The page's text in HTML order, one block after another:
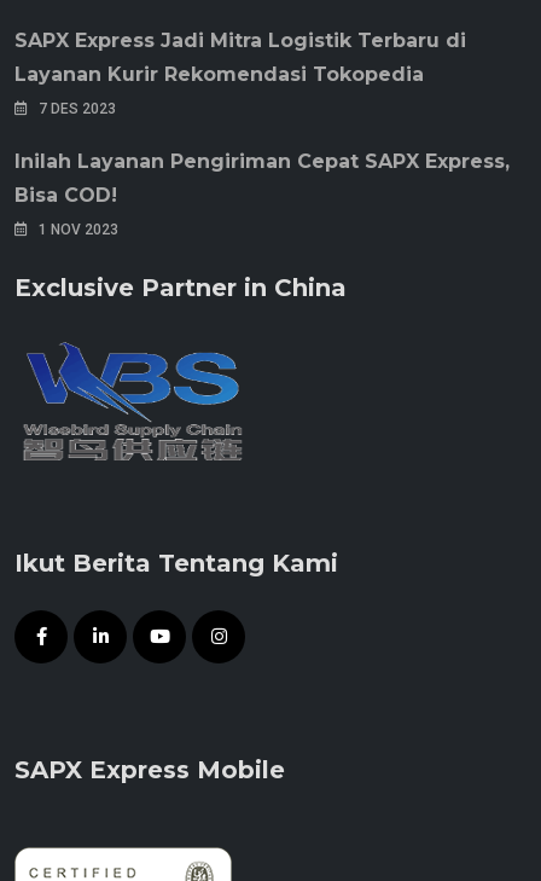
SAPX Express Jadi Mitra Logistik Terbaru di
Layanan Kurir Rekomendasi Tokopedia
7 DES 2023
Inilah Layanan Pengiriman Cepat SAPX Express,
Bisa COD!
1 NOV 2023
Exclusive Partner in China
Ikut Berita Tentang Kami
SAPX Express Mobile